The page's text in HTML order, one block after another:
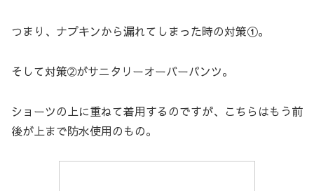
つまり、ナプキンから漏れてしまった時の対策①。
そして対策➁がサニタリーオーバーパンツ。
ショーツの上に重ねて着用するのですが、こちらはもう前
後が上まで防水使用のもの。